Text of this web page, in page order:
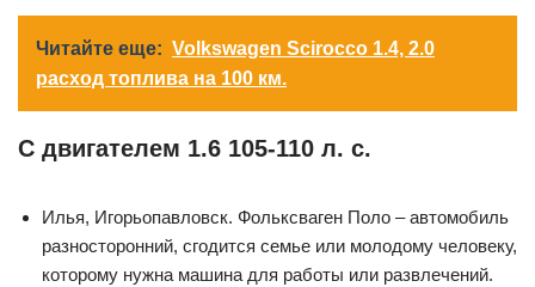
Читайте еще: Volkswagen Scirocco 1.4, 2.0
расход топлива на 100 км.
С двигателем 1.6 105-110 л. с.
Илья, Игорьопавловск. Фольксваген Поло – автомобиль
разносторонний, сгодится семье или молодому человеку,
которому нужна машина для работы или развлечений.